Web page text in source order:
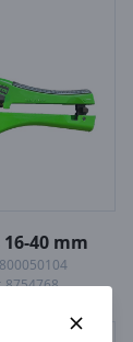
40 mm
8754768